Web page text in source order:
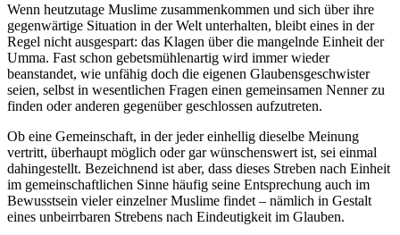
Wenn heutzutage Muslime zusammenkommen und sich über ihre
gegenwärtige Situation in der Welt unterhalten, bleibt eines in der
Regel nicht ausgespart: das Klagen über die mangelnde Einheit der
Umma. Fast schon gebetsmühlenartig wird immer wieder
beanstandet, wie unfähig doch die eigenen Glaubensgeschwister
seien, selbst in wesentlichen Fragen einen gemeinsamen Nenner zu
finden oder anderen gegenüber geschlossen aufzutreten.
Ob eine Gemeinschaft, in der jeder einhellig dieselbe Meinung
vertritt, überhaupt möglich oder gar wünschenswert ist, sei einmal
dahingestellt. Bezeichnend ist aber, dass dieses Streben nach Einheit
im gemeinschaftlichen Sinne häufig seine Entsprechung auch im
Bewusstsein vieler einzelner Muslime findet – nämlich in Gestalt
eines unbeirrbaren Strebens nach Eindeutigkeit im Glauben.